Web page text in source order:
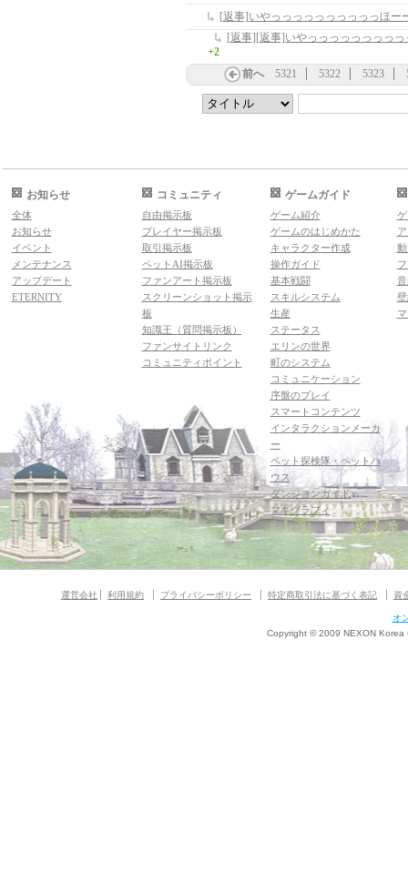
+2
前へ
5321 5322 5323
お知らせ
全体
お知らせ
イベント
メンテナンス
アップデート
ETERNITY
コミュニティ
自由掲示板
プレイヤー掲示板
取引掲示板
ペットAI掲示板
ファンアート掲示板
スクリーンショット掲示
板
知識王（質問掲示板）
ファンサイトリンク
コミュニティポイント
ゲームガイド
ゲーム紹介
ゲームのはじめかた
キャラクター作成
操作ガイド
基本戦闘
スキルシステム
生産
ステータス
エリンの世界
町のシステム
コミュニケーション
序盤のプレイ
スマートコンテンツ
インタラクションメーカ
ー
ペット探検隊・ペットハ
ウス
ダンジョンガイド
マギグラフィ
運営会社 利用規約 プライバシーポリシー 特定商取引法に基づく表記 資
オ
Copyright © 2009 NEXON Korea